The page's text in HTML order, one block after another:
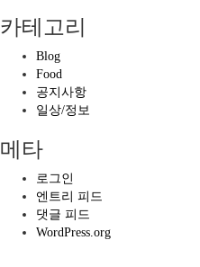
카테고리
Blog
Food
공지사항
일상/정보
메타
로그인
엔트리 피드
댓글 피드
WordPress.org